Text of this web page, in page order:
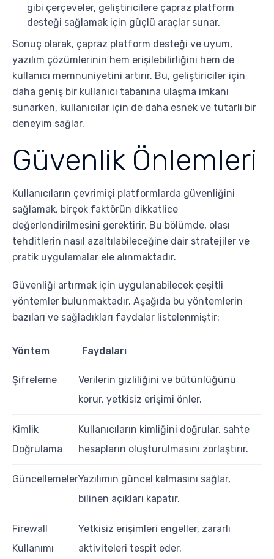
gibi çerçeveler, geliştiricilere çapraz platform
desteği sağlamak için güçlü araçlar sunar.
Sonuç olarak, çapraz platform desteği ve uyum,
yazılım çözümlerinin hem erişilebilirliğini hem de
kullanıcı memnuniyetini artırır. Bu, geliştiriciler için
daha geniş bir kullanıcı tabanına ulaşma imkanı
sunarken, kullanıcılar için de daha esnek ve tutarlı bir
deneyim sağlar.
Güvenlik Önlemleri
Kullanıcıların çevrimiçi platformlarda güvenliğini
sağlamak, birçok faktörün dikkatlice
değerlendirilmesini gerektirir. Bu bölümde, olası
tehditlerin nasıl azaltılabileceğine dair stratejiler ve
pratik uygulamalar ele alınmaktadır.
Güvenliği artırmak için uygulanabilecek çeşitli
yöntemler bulunmaktadır. Aşağıda bu yöntemlerin
bazıları ve sağladıkları faydalar listelenmiştir:
Yöntem Faydaları
Şifreleme
Verilerin gizliliğini ve bütünlüğünü
korur, yetkisiz erişimi önler.
Kimlik
Doğrulama
Kullanıcıların kimliğini doğrular, sahte
hesapların oluşturulmasını zorlaştırır.
GüncellemelerYazılımın güncel kalmasını sağlar,
bilinen açıkları kapatır.
Firewall
Kullanımı
Yetkisiz erişimleri engeller, zararlı
aktiviteleri tespit eder.